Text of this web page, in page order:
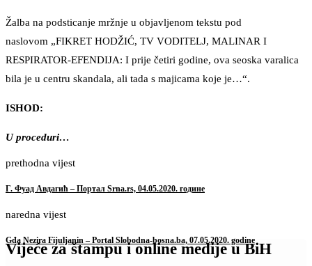
Žalba na podsticanje mržnje u objavljenom tekstu pod
naslovom „FIKRET HODŽIĆ, TV VODITELJ, MALINAR I
RESPIRATOR-EFENDIJA: I prije četiri godine, ova seoska varalica
bila je u centru skandala, ali tada s majicama koje je…“.
ISHOD:
U proceduri…
prethodna vijest
Г. Фуад Авдагић – Портал Srna.rs, 04.05.2020. године
naredna vijest
Gđa Nezira Fijuljanin – Portal Slobodna-bosna.ba, 07.05.2020. godine
Vijeće za štampu i online medije u BiH